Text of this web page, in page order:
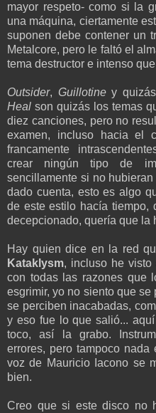
mayor respeto- como si la
una máquina, ciertamente
suponen debe contener un
Metalcore, pero le faltó el
tema destructor e intenso
Outsider, Guillotiney quizás
Heal son quizás los temas
diez canciones, pero no
examen, incluso hacia el
francamente
crear ningún tipo de
sencillamente si no
dado cuenta, esto es algo
de este estilo hacía tiempo,
decepcionado, quería que la
Hay quien dice en la red
Kataklysm, incluso he visto
con todas las razones que
esgrimir, yo no siento que
se perciben inacabadas,
y eso fue lo que salió...
toco, así la grabo.
errores, pero tampoco
voz de Mauricio Iacono se
bien.
Creo que si este disco no